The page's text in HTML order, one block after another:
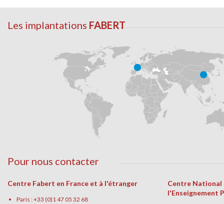
Les implantations FABERT
Pour nous contacter
Centre Fabert en France et à l'étranger
Paris : +33 (0)1 47 05 32 68
Centre National
l'Enseignement